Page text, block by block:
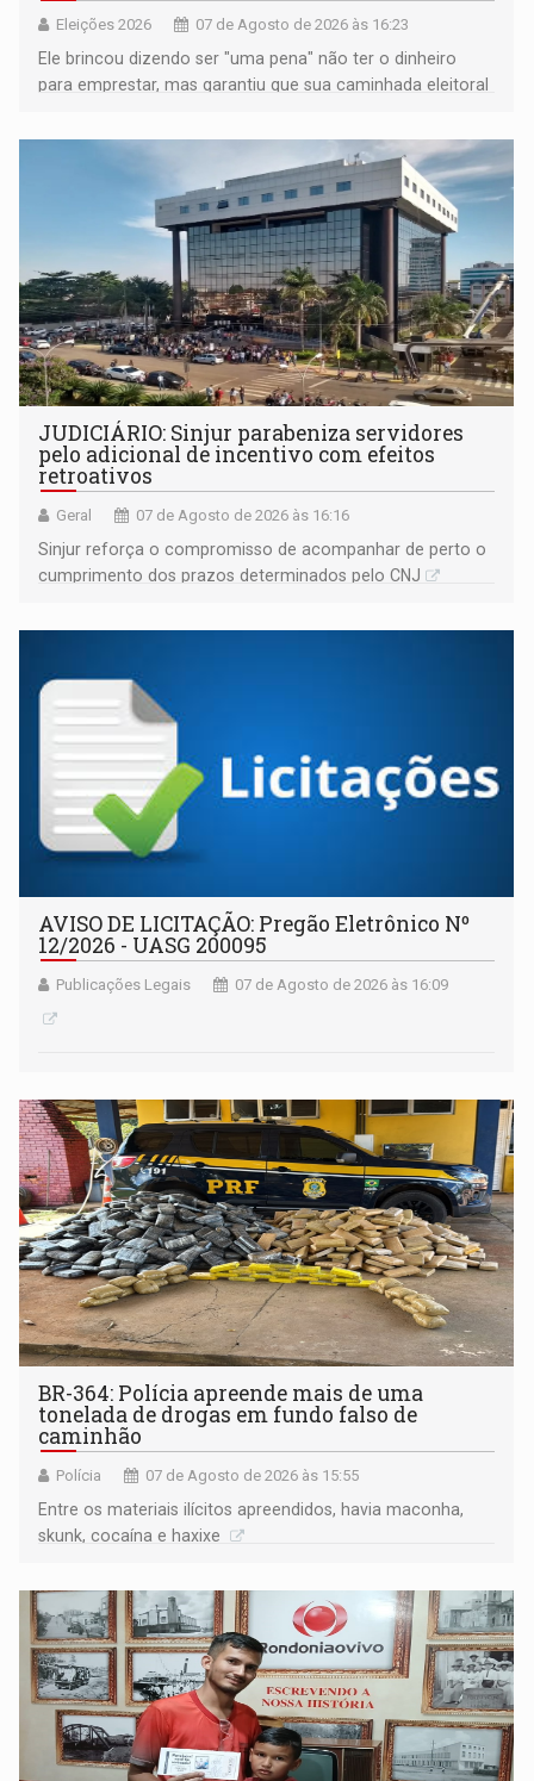
Eleições 2026 07 de Agosto de 2026 às 16:23
Ele brincou dizendo ser "uma pena" não ter o dinheiro
para emprestar, mas garantiu que sua caminhada eleitoral
JUDICIÁRIO: Sinjur parabeniza servidores
pelo adicional de incentivo com efeitos
retroativos
Geral 07 de Agosto de 2026 às 16:16
Sinjur reforça o compromisso de acompanhar de perto o
cumprimento dos prazos determinados pelo CNJ
AVISO DE LICITAÇÃO: Pregão Eletrônico Nº
12/2026 - UASG 200095
Publicações Legais 07 de Agosto de 2026 às 16:09
BR-364: Polícia apreende mais de uma
tonelada de drogas em fundo falso de
caminhão
Polícia 07 de Agosto de 2026 às 15:55
Entre os materiais ilícitos apreendidos, havia maconha,
skunk, cocaína e haxixe